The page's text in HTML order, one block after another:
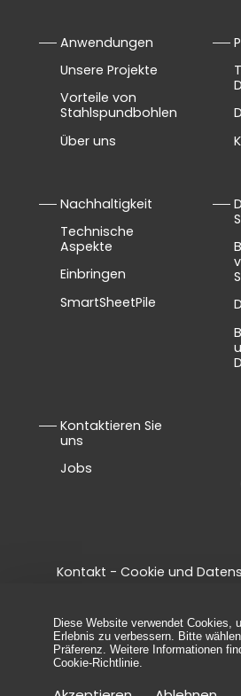
Anwendungen
Unsere Projekte
Vorteile von
Stahlspundbohlen
Über uns
Nachhaltigkeit
Technische
Aspekte
Einbringen
SmartSheetPile
Kontaktieren Sie
uns
Jobs
Kontakt - Cookie und
© 2026 - Alle Rechte
Spundwand
Diese Website verwendet Cookies,
Erlebnis zu verbessern. Bitte
Präferenz. Weitere Informationen
Cookie-Richtlinie